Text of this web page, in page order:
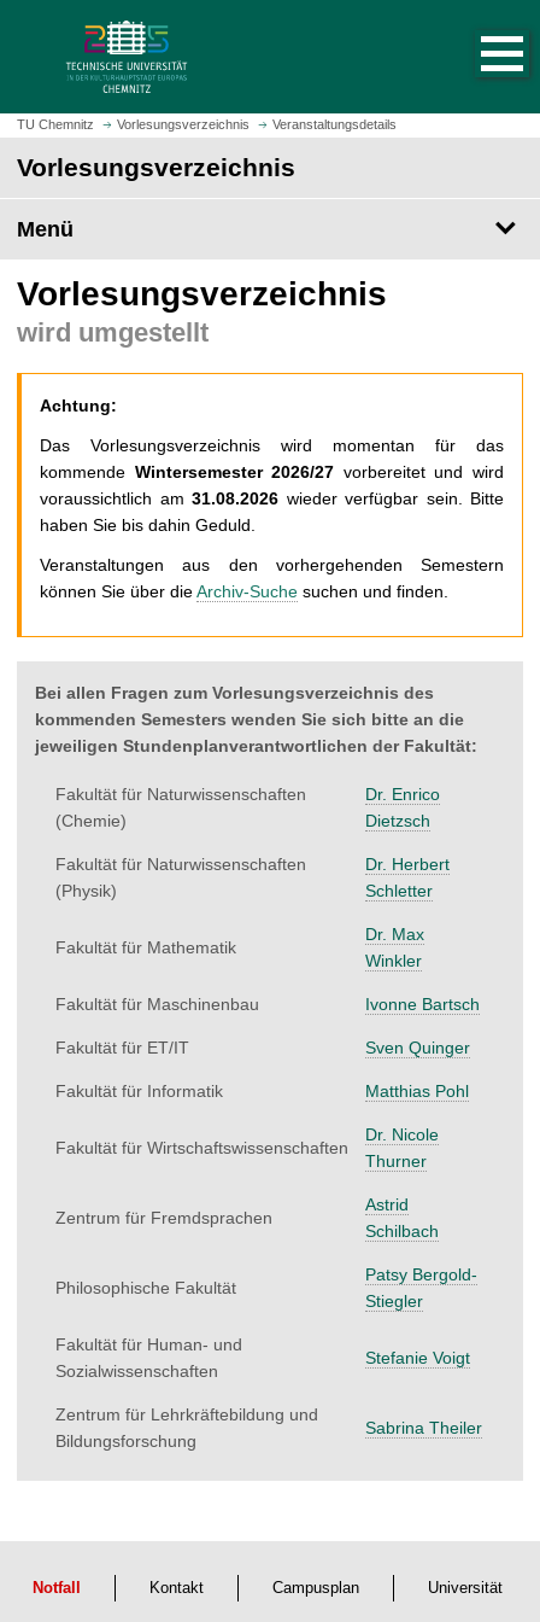
z
m
t
e
i
t
u
f
e
n
TU Chemnitz Vorlesungsverzeichnis Veranstaltungsdetails
Vorlesungsverzeichnis
Menü
Vorlesungsverzeichnis
wird umgestellt
Achtung:
Das Vorlesungsverzeichnis wird momentan für das
kommende Wintersemester 2026/27 vorbereitet und wird
voraussichtlich am 31.08.2026 wieder verfügbar sein. Bitte
haben Sie bis dahin Geduld.
Veranstaltungen aus den vorhergehenden Semestern
können Sie über dieArchiv-Suche suchen und finden.
Bei allen Fragen zum Vorlesungsverzeichnis des
kommenden Semesters wenden Sie sich bitte an die
jeweiligen Stundenplanverantwortlichen der Fakultät:
Fakultät für Naturwissenschaften
(Chemie)
Dr. Enrico
Dietzsch
Fakultät für Naturwissenschaften
(Physik)
Dr. Herbert
Schletter
Fakultät für Mathematik
Dr. Max
Winkler
Fakultät für Maschinenbau Ivonne Bartsch
Fakultät für ET/IT Sven Quinger
Fakultät für Informatik Matthias Pohl
Fakultät für Wirtschaftswissenschaften
Dr. Nicole
Thurner
Zentrum für Fremdsprachen
Astrid
Schilbach
Philosophische Fakultät
Patsy Bergold-
Stiegler
Fakultät für Human- und
Sozialwissenschaften
Stefanie Voigt
Zentrum für Lehrkräftebildung und
Bildungsforschung
Sabrina Theiler
Notfall Kontakt Campusplan Universität